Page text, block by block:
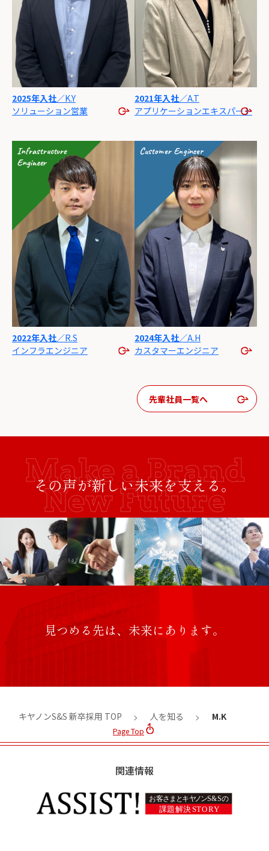
2025年入社／K.Y
ソリューション営業
2021年入社／A.T
アプリケーションエキスパート
Infrastructure
Engineer
2022年入社／R.S
インフラエンジニア
Customer Engineer
2024年入社／A.H
カスタマーエンジニア
先輩社員一覧へ
その声が新しい未来を支える。
見つめる先は、未来にあります。
キヤノンS&S 新卒採用 TOP 人を知る M.K
Page Top
関連情報